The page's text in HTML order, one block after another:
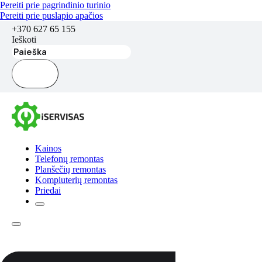
Pereiti prie pagrindinio turinio
Pereiti prie puslapio apačios
+370 627 65 155
Ieškoti
Kainos
Telefonų remontas
Planšečių remontas
Kompiuterių remontas
Priedai